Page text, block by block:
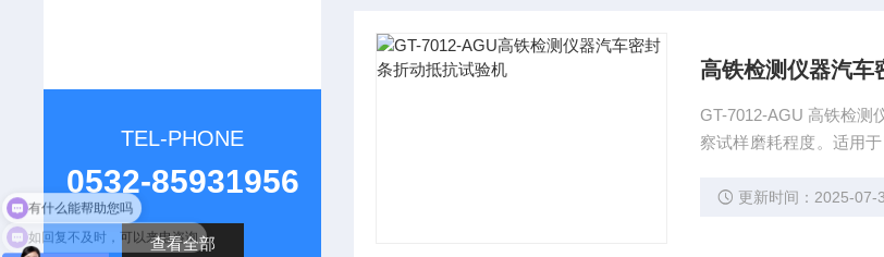
TEL-PHONE
0532-85931956
查看全部
高铁检测仪器汽车
GT-7012-AGU 高铁检测
察试样磨耗程度。适用
更新时间：2025-07-
有什么能帮助您吗
如回复不及时，可以来电咨询